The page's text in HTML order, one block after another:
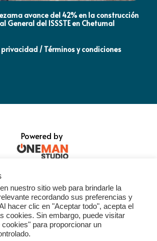
avance del 42% en la construcción
General del ISSSTE en Chetumal
/ Términos y condiciones
Powered by
nuestro sitio web para brindarle la
recordando sus preferencias y
hacer clic en "Aceptar todo", acepta el
cookies. Sin embargo, puede visitar
para proporcionar un